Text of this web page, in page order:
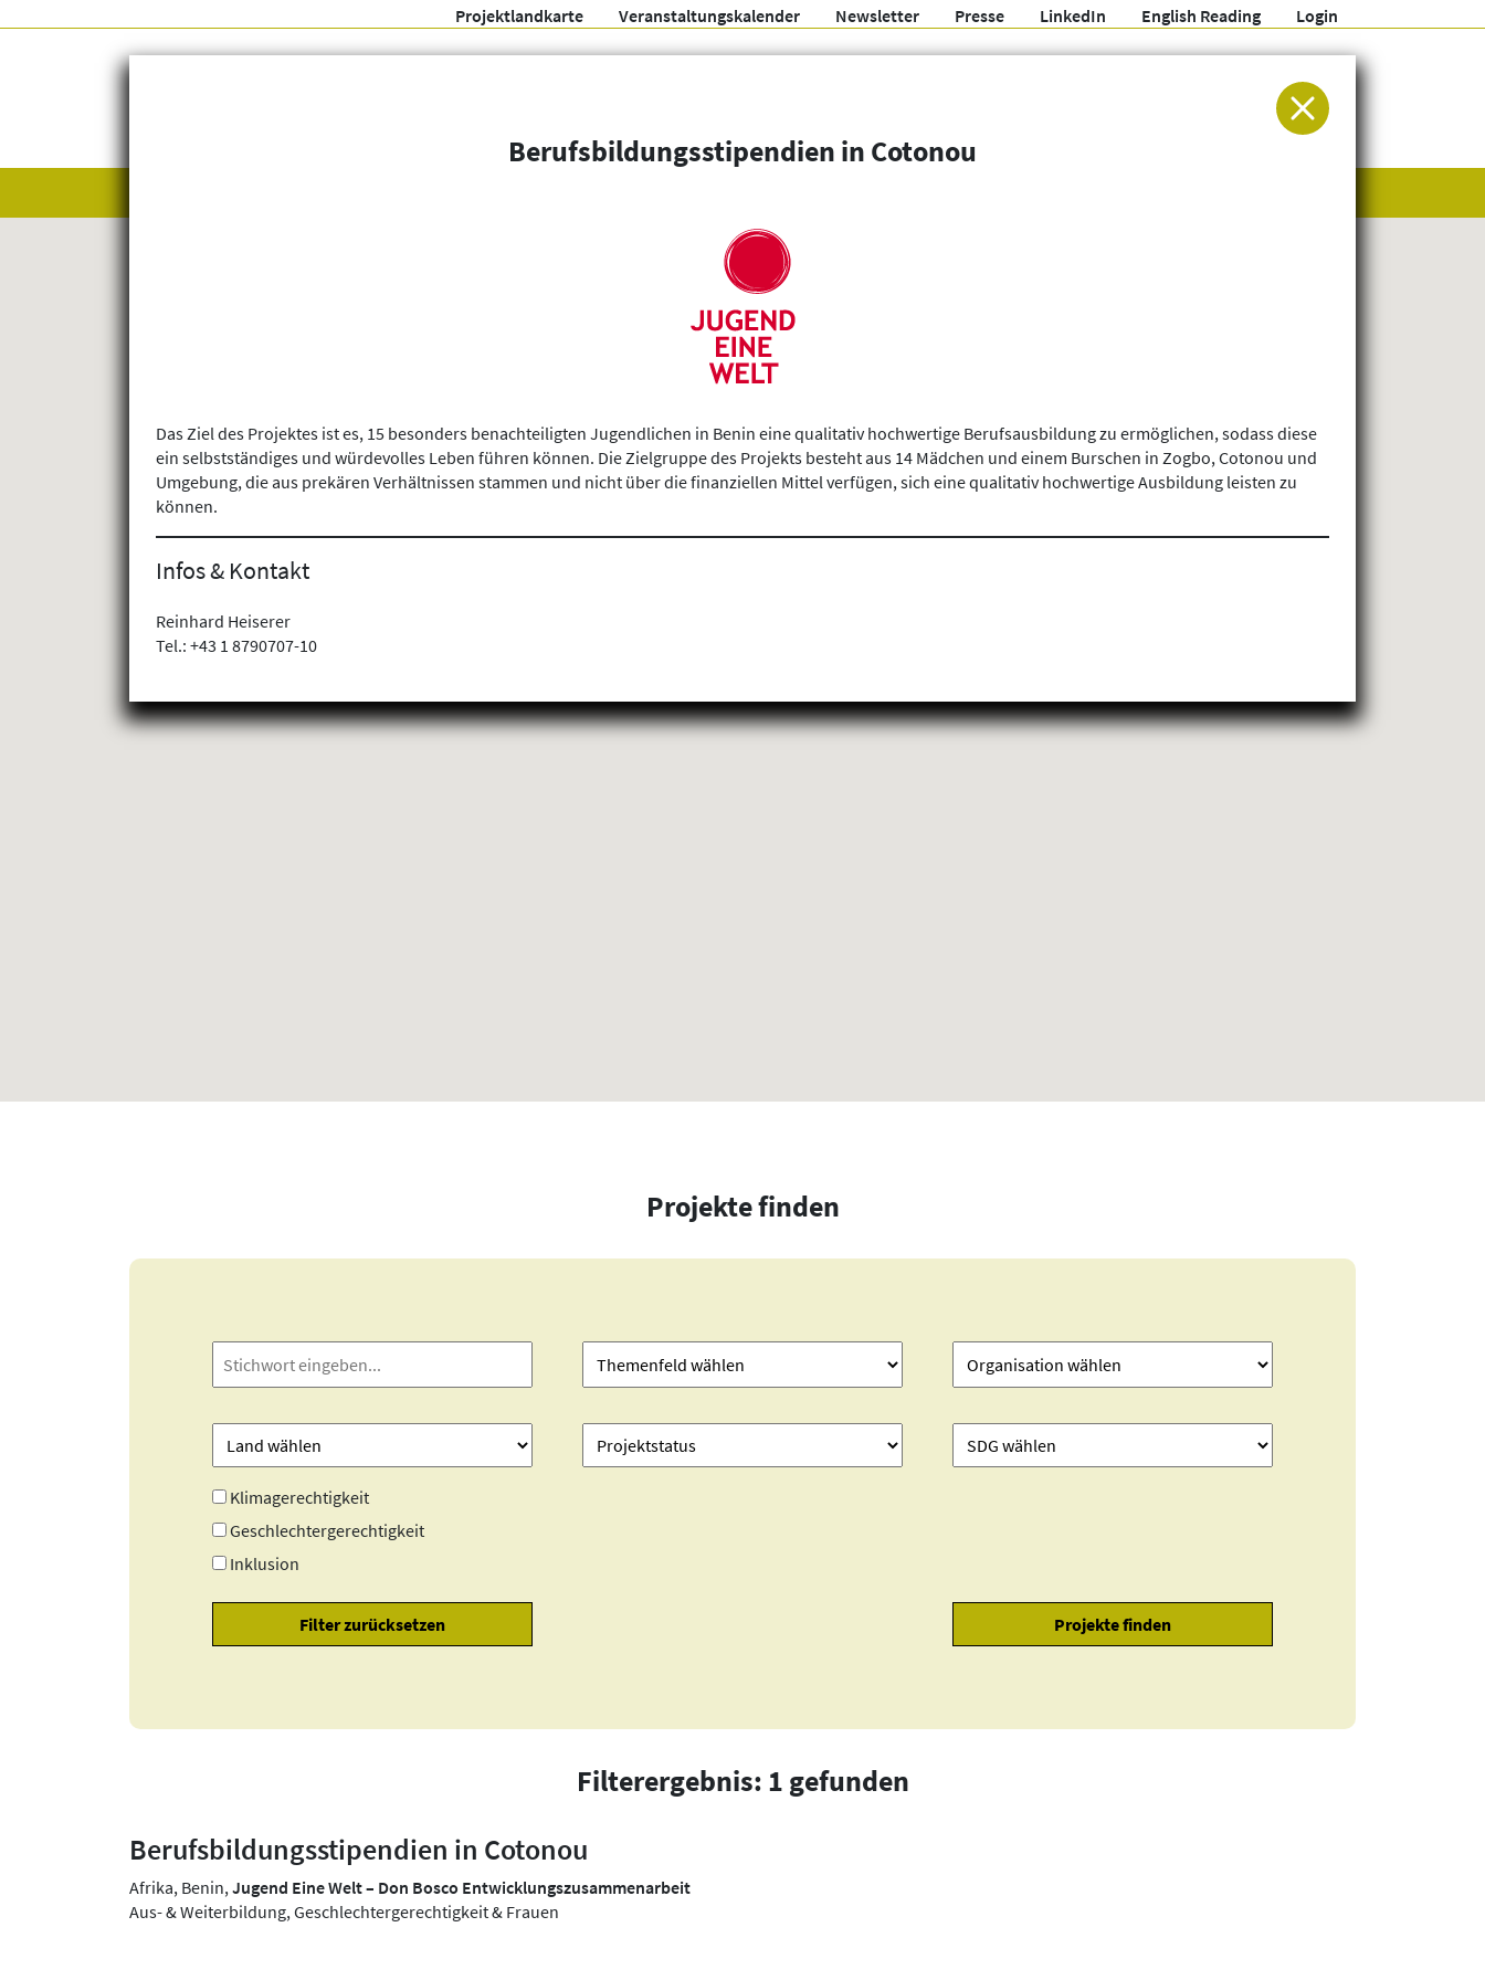
Projektlandkarte Veranstaltungskalender Newsletter Presse LinkedIn English Reading Login
Arbeitsgemeinschaft für Entwicklung und Humanitäre Hilfe
Projekte finden
Klimagerechtigkeit
Geschlechtergerechtigkeit
Inklusion
Filterergebnis: 1 gefunden
Berufsbildungsstipendien in Cotonou
Afrika, Benin,Jugend Eine Welt – Don Bosco Entwicklungszusammenarbeit
Aus- & Weiterbildung, Geschlechtergerechtigkeit & Frauen
Berufsbildungsstipendien in Cotonou
Das Ziel des Projektes ist es, 15 besonders benachteiligten Jugendlichen in Benin eine qualitativ hochwertige Berufsausbildung zu ermöglichen, sodass diese
ein selbstständiges und würdevolles Leben führen können. Die Zielgruppe des Projekts besteht aus 14 Mädchen und einem Burschen in Zogbo, Cotonou und
Umgebung, die aus prekären Verhältnissen stammen und nicht über die finanziellen Mittel verfügen, sich eine qualitativ hochwertige Ausbildung leisten zu
können.
Infos & Kontakt
Reinhard Heiserer
Tel.: +43 1 8790707-10